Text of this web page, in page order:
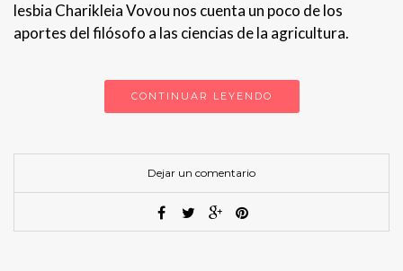
lesbia Charikleia Vovou nos cuenta un poco de los
aportes del filósofo a las ciencias de la agricultura.
CONTINUAR LEYENDO
Dejar un comentario